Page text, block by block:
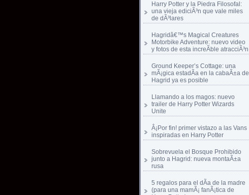
Harry Potter y la Piedra Filosofal:
una vieja ediciÃ³n que vale miles
de dÃ³lares
Hagridâ€™s Magical Creatures
Motorbike Adventure: nuevo video
y fotos de esta increÃ­ble atracciÃ³n
Ground Keeper’s Cottage: una
mÃ¡gica estadÃ­a en la cabaÃ±a de
Hagrid ya es posible
Llamando a los magos: nuevo
trailer de Harry Potter Wizards
Unite
Â¡Por fin! primer vistazo a las Vans
inspiradas en Harry Potter
Sobrevuela el Bosque Prohibido
junto a Hagrid: nueva montaÃ±a
rusa
5 regalos para el dÃ­a de la madre
(para una mamÃ¡ fanÃ¡tica de